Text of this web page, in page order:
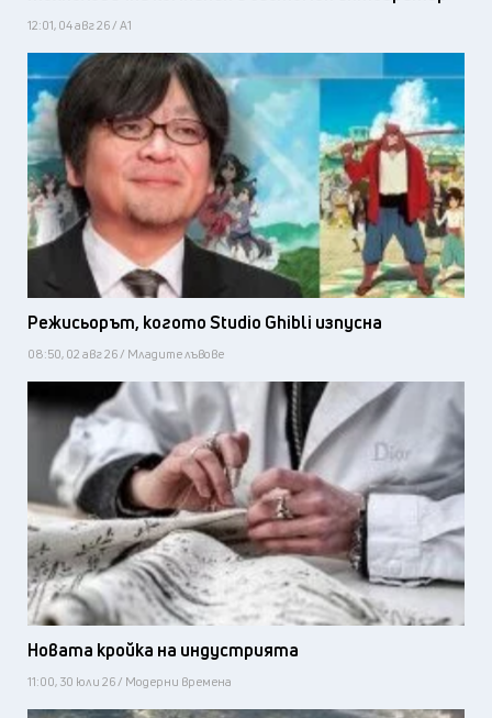
12:01, 04 авг 26 / А1
Режисьорът, когото Studio Ghibli изпусна
08:50, 02 авг 26 / Младите лъвове
Новата кройка на индустрията
11:00, 30 юли 26 / Модерни времена